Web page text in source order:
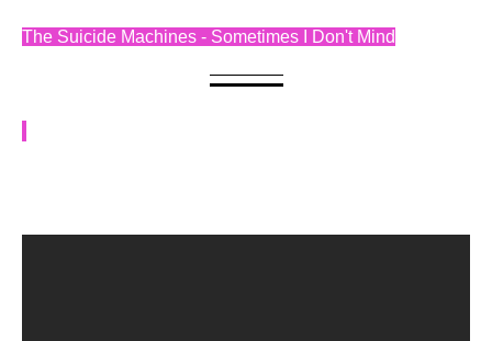
The Suicide Machines - Sometimes I Don't Mind